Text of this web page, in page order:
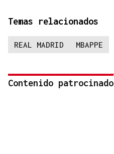
Temas relacionados
REAL MADRID MBAPPE
Contenido patrocinado